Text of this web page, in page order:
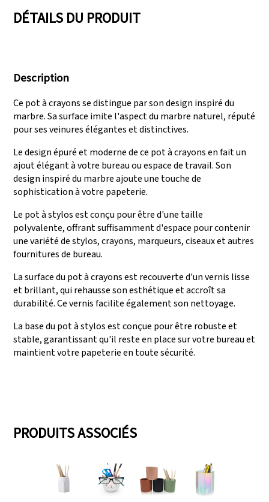
production capables
grandes demandes de
production.
TARGET
DÉTAILS DU PRODUIT
Description
Ce pot à crayons se distingue par son design inspiré du
marbre. Sa surface imite l'aspect du marbre naturel, réputé
pour ses veinures élégantes et distinctives.
Le design épuré et moderne de ce pot à crayons en fait un
ajout élégant à votre bureau ou espace de travail. Son
design inspiré du marbre ajoute une touche de
sophistication à votre papeterie.
Le pot à stylos est conçu pour être d'une taille
polyvalente, offrant suffisamment d'espace pour contenir
une variété de stylos, crayons, marqueurs, ciseaux et autres
fournitures de bureau.
La surface du pot à crayons est recouverte d'un vernis lisse
et brillant, qui rehausse son esthétique et accroît sa
durabilité. Ce vernis facilite également son nettoyage.
La base du pot à stylos est conçue pour être robuste et
stable, garantissant qu'il reste en place sur votre bureau et
maintient votre papeterie en toute sécurité.
PRODUITS ASSOCIÉS